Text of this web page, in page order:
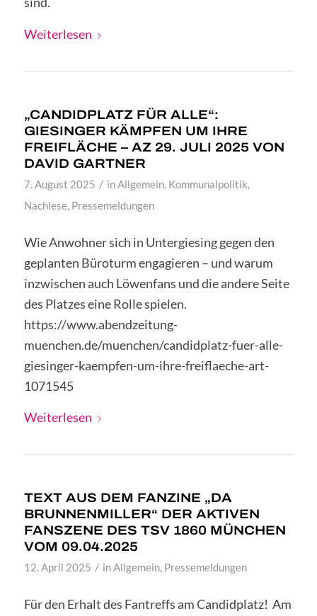
Weiterlesen
„CANDIDPLATZ FÜR ALLE“:
GIESINGER KÄMPFEN UM IHRE
FREIFLÄCHE – AZ 29. JULI 2025 VON
DAVID GARTNER
7. August 2025 / inAllgemein, Kommunalpolitik,
Nachlese, Pressemeldungen
Wie Anwohner sich in Untergiesing gegen den
geplanten Büroturm engagieren – und warum
inzwischen auch Löwenfans und die andere Seite
des Platzes eine Rolle spielen.
https://www.abendzeitung-
muenchen.de/muenchen/candidplatz-fuer-alle-
giesinger-kaempfen-um-ihre-freiflaeche-art-
1071545
Weiterlesen
TEXT AUS DEM FANZINE „DA
BRUNNENMILLER“ DER AKTIVEN
FANSZENE DES TSV 1860 MÜNCHEN
VOM 09.04.2025
12. April 2025 / inAllgemein, Pressemeldungen
Für den Erhalt des Fantreffs am Candidplatz! Am